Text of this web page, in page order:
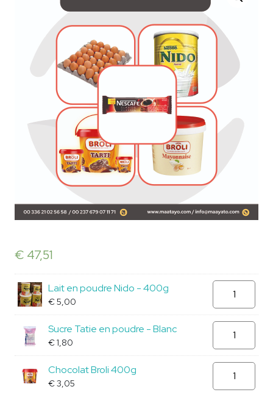
€ 47,51
Lait en poudre Nido - 400g
€5,00
Lait
poudre
quantity
Sucre Tatie en poudre - Blanc
€1,80
Sucre
Tatie
en
poudre
quantity
Chocolat Broli 400g
€3,05
Chocolat